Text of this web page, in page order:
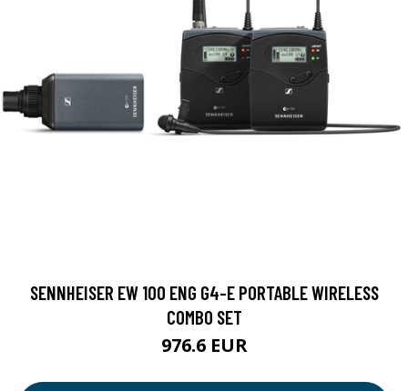
SENNHEISER EW 100 ENG G4-E PORTABLE WIRELESS
COMBO SET
976.6 EUR